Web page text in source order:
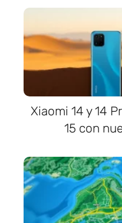
Xiaomi 14 y 14
15 con